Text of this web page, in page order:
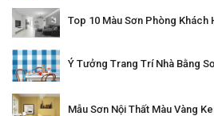
Top 10 Màu Sơn Phòng Khách
Ý Tưởng Trang Trí Nhà Bằng
Mẫu Sơn Nội Thất Màu Vàng